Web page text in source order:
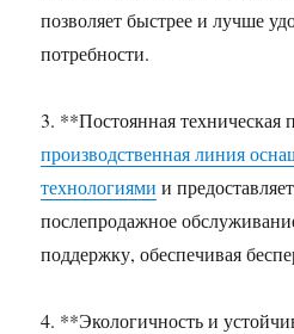
позволяет быстрее и лучше
потребности.
3. **Постоянная
производственная линия
технологиями и
послепродажное
поддержку, обеспечивая
4. **Экологичность и